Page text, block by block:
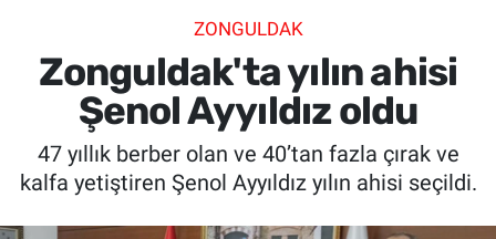
ZONGULDAK
Zonguldak'ta yılın ahisi
Şenol Ayyıldız oldu
47 yıllık berber olan ve 40’tan fazla çırak ve
kalfa yetiştiren Şenol Ayyıldız yılın ahisi seçildi.
SPOR
SAĞLIK